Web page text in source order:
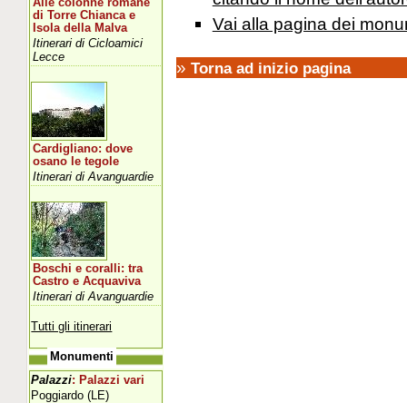
Vai alla pagina dei
» Torna ad inizio pagina
di Torre Chianca e
Isola della Malva
Itinerari di Cicloamici
Lecce
Cardigliano: dove
osano le tegole
Itinerari di Avanguardie
Boschi e coralli: tra
Castro e Acquaviva
Itinerari di Avanguardie
Tutti gli itinerari
Monumenti
Palazzi: Palazzi vari
Poggiardo (LE)